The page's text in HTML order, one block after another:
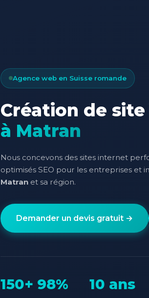
Agence web en Suisse romande
Création de
à Matran
Nous concevons des sites internet
optimisés SEO pour les entreprises et
Matran et sa région.
Demander un devis gratuit →
150+ 98% 10 ans